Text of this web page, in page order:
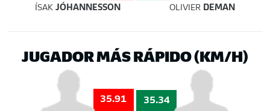
ÍSAK JÓHANNESSON OLIVIER DEMAN
JUGADOR MÁS RÁPIDO (KM/H)
35.91 35.34